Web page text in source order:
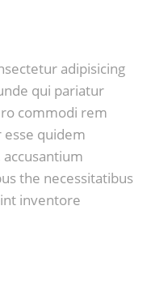
adipisicing
qui pariatur
commodi rem
quidem
the necessitatibus
inventore